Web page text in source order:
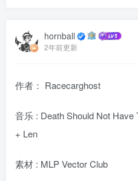
hornball
2年前更新
作者： Racecarghost
音乐 : Death Should Not
+ Len
素材 : MLP Vector Club